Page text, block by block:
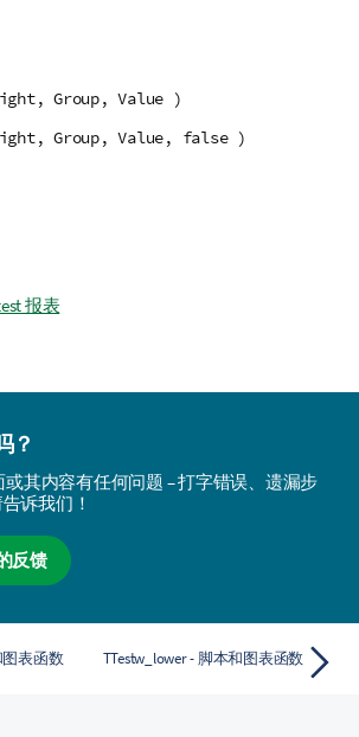
Group, Value )
Group, Value, false )
报表
？
其内容有任何问题 – 打字错误、遗漏步
诉我们！
反馈
图表函数 TTestw_lower - 脚本和图表函数